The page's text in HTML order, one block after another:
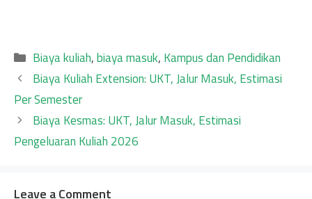
Categories
Biaya kuliah,biaya masuk, Kampus dan Pendidikan
Biaya Kuliah Extension: UKT, Jalur Masuk, Estimasi
Per Semester
Biaya Kesmas: UKT, Jalur Masuk, Estimasi
Pengeluaran Kuliah 2026
Leave a Comment